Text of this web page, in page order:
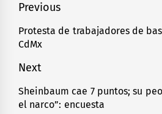
Navegación
de
entradas
Previous
Previous
post:
Protesta de trabajadores de
CdMx
Next
Next
post:
Sheinbaum cae 7 puntos; su
el narco”: encuesta